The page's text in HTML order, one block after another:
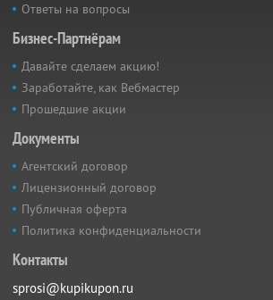
Ответы на вопросы
Бизнес-Партнёрам
Давайте сделаем акцию!
Заработайте, как Вебмастер
Прошедшие акции
Документы
Агентский договор
Лицензионный договор
Публичная оферта
Политика конфиденциальности
Контакты
sprosi@kupikupon.ru